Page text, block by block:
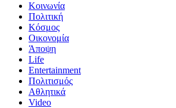
Κοινωνία
Πολιτική
Κόσμος
Οικονομία
Άποψη
Life
Entertainment
Πολιτισμός
Αθλητικά
Video